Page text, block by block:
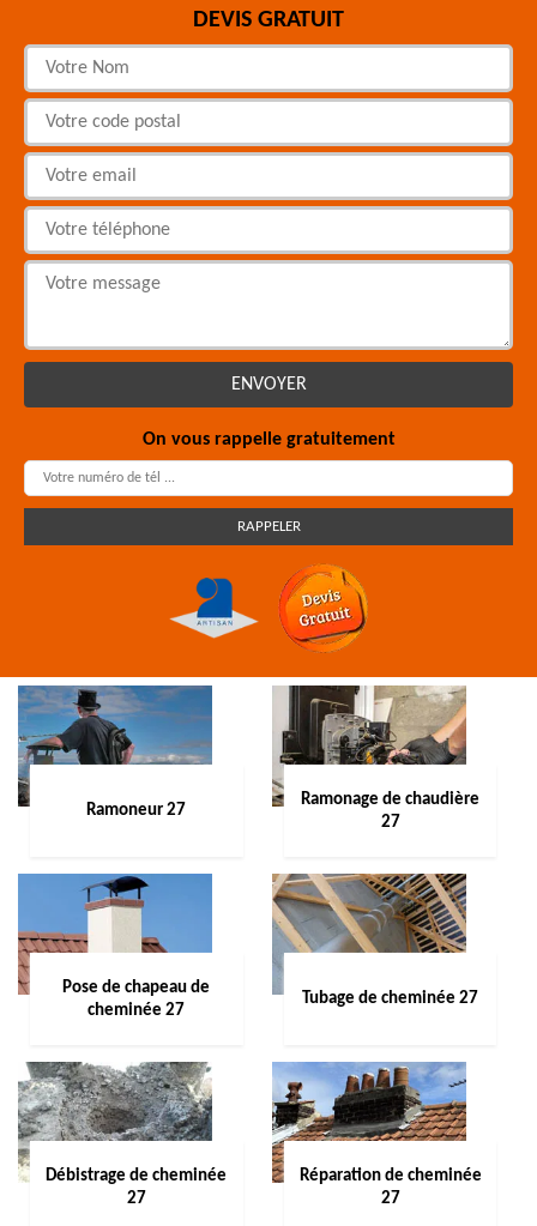
DEVIS GRATUIT
On vous rappelle gratuitement
Ramoneur 27
Ramonage de chaudière
27
Pose de chapeau de
cheminée 27
Tubage de cheminée 27
Débistrage de cheminée
27
Réparation de cheminée
27